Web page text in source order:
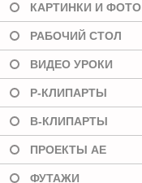
КАРТИНКИ И ФОТО
РАБОЧИЙ СТОЛ
ВИДЕО УРОКИ
Р-КЛИПАРТЫ
В-КЛИПАРТЫ
ПРОЕКТЫ AE
ФУТАЖИ